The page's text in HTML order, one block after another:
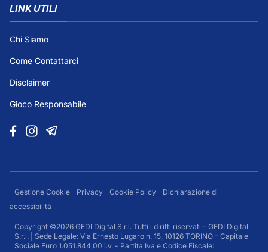
LINK UTILI
Chi Siamo
Come Contattarci
Disclaimer
Gioco Responsabile
Gestione Cookie Privacy Cookie Policy
Dichiarazione di
accessibilità
Copyright ©2026 GEDI Digital S.r.l. Tutti i diritti riservati - GEDI Digital
S.r.l. | Sede Legale: Via Ernesto Lugaro n. 15, 10126 TORINO - Capitale
Sociale Euro 1.051.844,00 i.v. - Partita Iva e Codice Fiscale: